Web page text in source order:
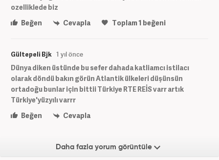
ozelliklede biz
Beğen
Cevapla Toplam1 beğeni
Gültepeli Bjk 1 yıl önce
Dünya diken üstünde bu sefer dahada katliamcı istilacı
olarak döndü bakın görün Atlantik ülkeleri düşünsün
ortadoğu bunlar için bittii Türkiye RTE REİS varr artık
Türkiye'yüzyılı varrr
Beğen
Cevapla
Daha fazla yorum görüntüle